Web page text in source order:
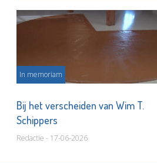
In memoriam
Bij het verscheiden van Wim T.
Schippers
Redactie - 17-06-2026